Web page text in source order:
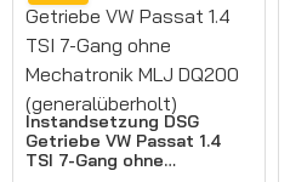
Instandsetzung DSG
Getriebe VW Passat 1.4
TSI 7-Gang ohne